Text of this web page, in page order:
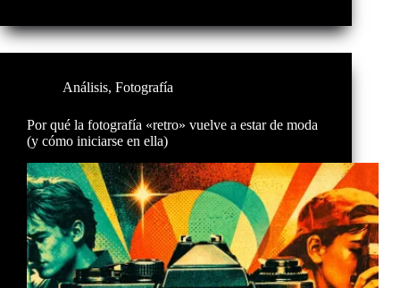
Análisis, Fotografía
Por qué la fotografía «retro» vuelve a estar de moda
(y cómo iniciarse en ella)